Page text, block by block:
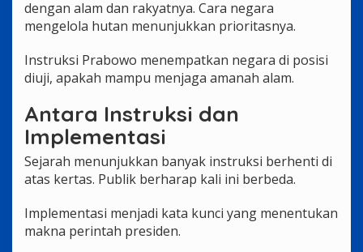
dengan alam dan rakyatnya. Cara negara
mengelola hutan menunjukkan prioritasnya.
Instruksi Prabowo menempatkan negara di posisi
diuji, apakah mampu menjaga amanah alam.
Antara Instruksi dan
Implementasi
Sejarah menunjukkan banyak instruksi berhenti di
atas kertas. Publik berharap kali ini berbeda.
Implementasi menjadi kata kunci yang menentukan
makna perintah presiden.